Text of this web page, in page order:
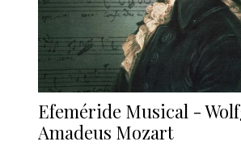
Efeméride Musical -
Amadeus Mozart